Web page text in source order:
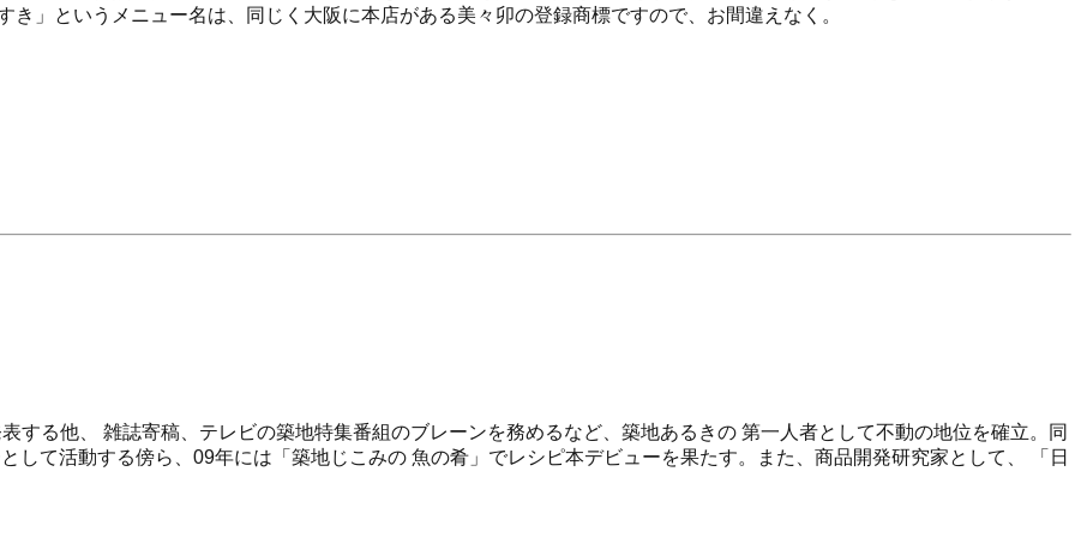
」というメニュー名は、同じく大阪に本店がある美々卯の登録商標ですので、お間違えなく。
する他、 雑誌寄稿、テレビの築地特集番組のブレーンを務めるなど、築地あるきの 第一人者として不動の地位を確立。同
して活動する傍ら、09年には「築地じこみの 魚の肴」でレシピ本デビューを果たす。また、商品開発研究家として、 「日